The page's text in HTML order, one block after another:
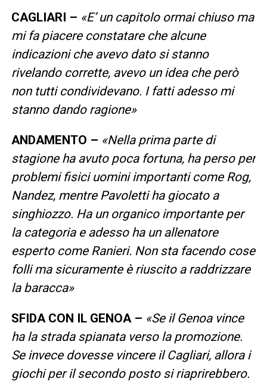
CAGLIARI – «E’ un capitolo ormai chiuso ma
mi fa piacere constatare che alcune
indicazioni che avevo dato si stanno
rivelando corrette, avevo un idea che però
non tutti condividevano. I fatti adesso mi
stanno dando ragione»
ANDAMENTO – «Nella prima parte di
stagione ha avuto poca fortuna, ha perso per
problemi fisici uomini importanti come Rog,
Nandez, mentre Pavoletti ha giocato a
singhiozzo. Ha un organico importante per
la categoria e adesso ha un allenatore
esperto come Ranieri. Non sta facendo cose
folli ma sicuramente è riuscito a raddrizzare
la baracca»
SFIDA CON IL GENOA – «Se il Genoa vince
ha la strada spianata verso la promozione.
Se invece dovesse vincere il Cagliari, allora i
giochi per il secondo posto si riaprirebbero.